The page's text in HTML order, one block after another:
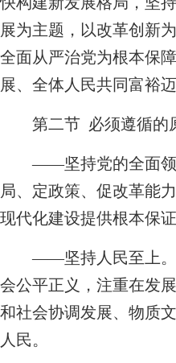
展为主题，以改革创新
全面从严治党为根本保
展、全体人民共同富裕
第二节 必须遵循的
——坚持党的全面领导
局、定政策、促改革能
现代化建设提供根本保证
——坚持人民至上。尊
会公平正义，注重在发
和社会协调发展、物质
人民。